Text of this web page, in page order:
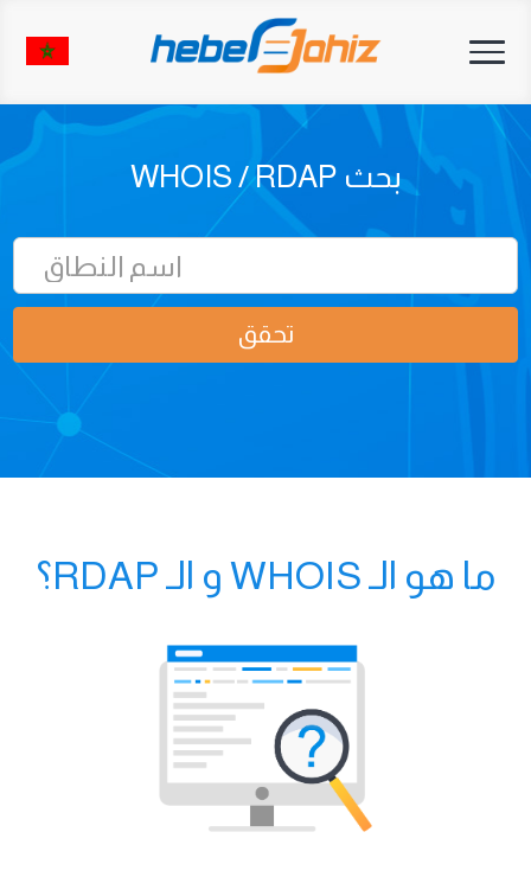
Toggle
بحث WHOIS / RDAP
تحقق
ما هو الـ WHOIS و الـ RDAP؟